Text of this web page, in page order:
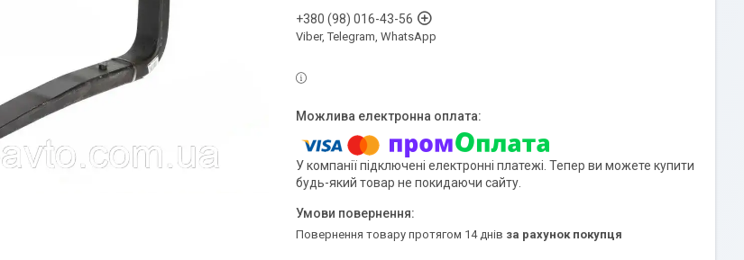
+380 (98) 016-43-56
Viber, Telegram, WhatsApp
У компанії підключені електронні платежі. Тепер ви можете купити
будь-який товар не покидаючи сайту.
повернення товару протягом 14 днів за рахунок покупця